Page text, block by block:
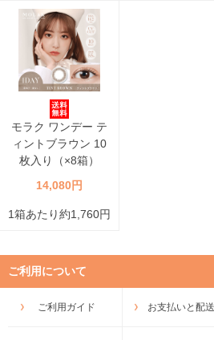
モラク ワンデー テ
ィントブラウン 10
枚入り（×8箱）
14,080円
1箱あたり約1,760円
ご利用について
ご利用ガイド お支払いと配送